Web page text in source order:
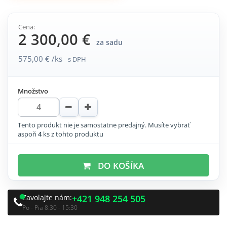
Cena:
2 300,00 € za sadu
575,00 € /ks s DPH
Množstvo
Tento produkt nie je samostatne predajný. Musíte vybrať
aspoň 4ks z tohto produktu
DO KOŠÍKA
Zavolajte nám:+421 948 254 505
Po - Pia 8:30 - 15:30